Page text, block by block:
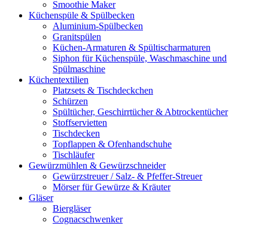
Smoothie Maker
Küchenspüle & Spülbecken
Aluminium-Spülbecken
Granitspülen
Küchen-Armaturen & Spültischarmaturen
Siphon für Küchenspüle, Waschmaschine und
Spülmaschine
Küchentextilien
Platzsets & Tischdeckchen
Schürzen
Spültücher, Geschirrtücher & Abtrockentücher
Stoffservietten
Tischdecken
Topflappen & Ofenhandschuhe
Tischläufer
Gewürzmühlen & Gewürzschneider
Gewürzstreuer / Salz- & Pfeffer-Streuer
Mörser für Gewürze & Kräuter
Gläser
Biergläser
Cognacschwenker